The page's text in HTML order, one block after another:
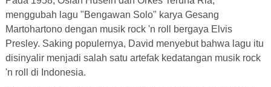
menggubah lagu "Bengawan Solo" karya Gesang
Martohartono dengan musik rock 'n roll bergaya Elvis
Presley. Saking populernya, David menyebut bahwa lagu itu
disinyalir menjadi salah satu artefak kedatangan musik rock
'n roll di Indonesia.